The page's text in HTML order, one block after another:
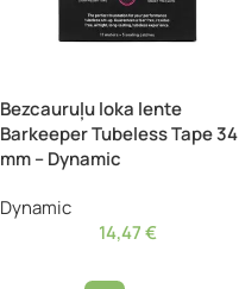
Bezcauruļu loka lente
Barkeeper Tubeless Tape 34
mm – Dynamic
Dynamic
14,47€